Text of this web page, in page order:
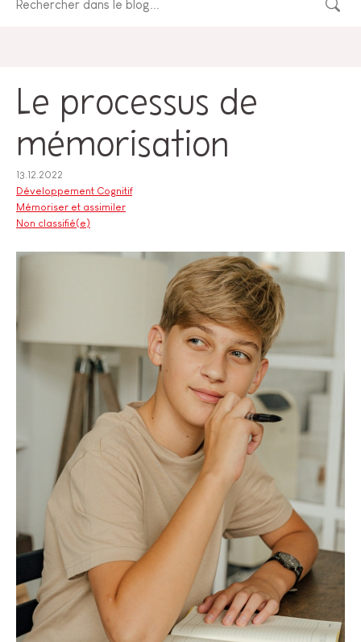
Le processus de
mémorisation
13.12.2022
Développement Cognitif
Mémoriser et assimiler
Non classifié(e)